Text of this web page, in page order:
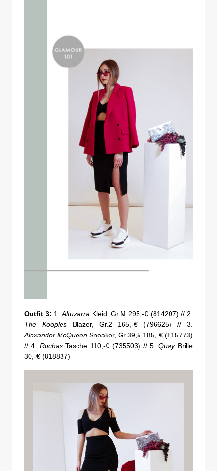
Outfit 3: 1.Altuzarra Kleid, Gr.M 295,-€ (814207) // 2.
The KooplesBlazer, Gr.2 165,-€ (796625) // 3.
Alexander McQueen Sneaker, Gr.39,5 185,-€ (815773)
// 4. RochasTasche 110,-€ (735503) // 5.QuayBrille
30,-€ (818837)